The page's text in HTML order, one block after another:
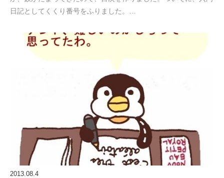
日記としてくくり番号をふりました。…
2013.08.4